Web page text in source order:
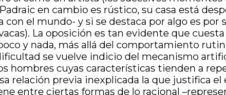
en cambio es rústico, su casa está
con el mundo- y si se destaca por algo es
La oposición es tan evidente que
y nada, más allá del comportamiento
se vuelve indicio del mecanismo
hombres cuyas características tienden a
relación previa inexplicada la que justifica
entre ciertas formas de lo racional